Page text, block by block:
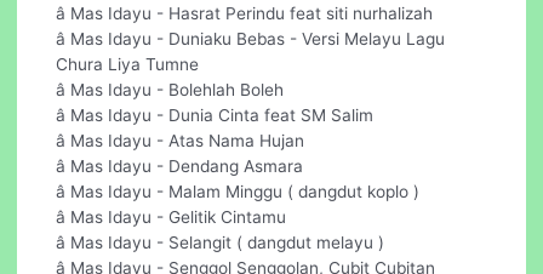
â Mas Idayu - Hasrat Perindu feat siti nurhalizah
â Mas Idayu - Duniaku Bebas - Versi Melayu Lagu
Chura Liya Tumne
â Mas Idayu - Bolehlah Boleh
â Mas Idayu - Dunia Cinta feat SM Salim
â Mas Idayu - Atas Nama Hujan
â Mas Idayu - Dendang Asmara
â Mas Idayu - Malam Minggu ( dangdut koplo )
â Mas Idayu - Gelitik Cintamu
â Mas Idayu - Selangit ( dangdut melayu )
â Mas Idayu - Senggol Senggolan, Cubit Cubitan